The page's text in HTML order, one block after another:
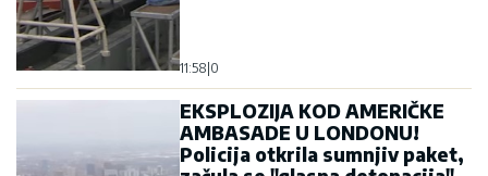
11:58|0
EKSPLOZIJA KOD AMERIČKE
AMBASADE U LONDONU!
Policija otkrila sumnjiv paket,